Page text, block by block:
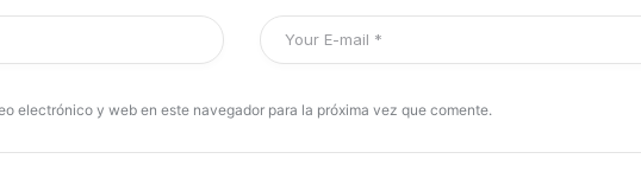
electrónico y web en este navegador para la próxima vez que comente.